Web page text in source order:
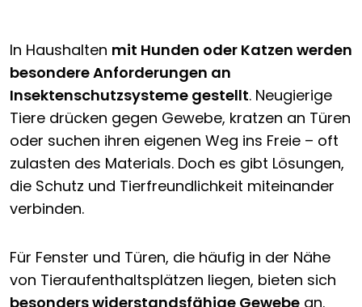
In Haushalten mit Hunden oder Katzen werden
besondere Anforderungen an
Insektenschutzsysteme gestellt. Neugierige
Tiere drücken gegen Gewebe, kratzen an Türen
oder suchen ihren eigenen Weg ins Freie – oft
zulasten des Materials. Doch es gibt Lösungen,
die Schutz und Tierfreundlichkeit miteinander
verbinden.
Für Fenster und Türen, die häufig in der Nähe
von Tieraufenthaltsplätzen liegen, bieten sich
besonders widerstandsfähige Gewebe an.